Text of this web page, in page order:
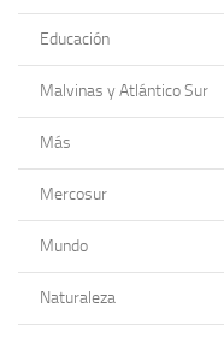
Educación
Malvinas y Atlántico Sur
Más
Mercosur
Mundo
Naturaleza